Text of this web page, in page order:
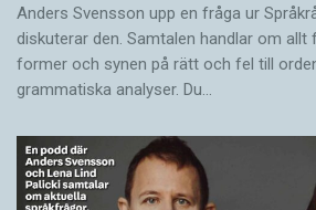
Anders Svensson upp en fråga ur
diskuterar den. Samtalen handlar om allt
former och synen på rätt och fel till
grammatiska analyser. Du…